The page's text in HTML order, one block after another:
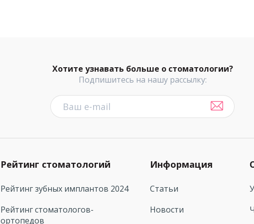
Хотите узнавать больше о стоматологии?
Подпишитесь на нашу рассылку:
Рейтинг стоматологий
Рейтинг зубных имплантов 2024
Рейтинг стоматологов-
ортопедов
Информация
Статьи
Новости